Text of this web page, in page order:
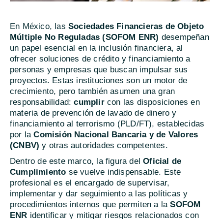
En México, las Sociedades Financieras de Objeto
Múltiple No Reguladas (SOFOM ENR) desempeñan
un papel esencial en la inclusión financiera, al
ofrecer soluciones de crédito y financiamiento a
personas y empresas que buscan impulsar sus
proyectos. Estas instituciones son un motor de
crecimiento, pero también asumen una gran
responsabilidad:cumplircon las disposiciones en
materia de prevención de lavado de dinero y
financiamiento al terrorismo (PLD/FT), establecidas
por laComisión Nacional Bancaria y de Valores
(CNBV) y otras autoridades competentes.
Dentro de este marco, la figura delOficial de
Cumplimiento se vuelve indispensable. Este
profesional es el encargado de supervisar,
implementar y dar seguimiento a las políticas y
procedimientos internos que permiten a laSOFOM
ENR identificar y mitigar riesgos relacionados con